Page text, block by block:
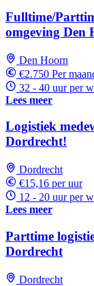
Fulltime/
omgeving Den
Den Hoorn
€2.750 Per
32 - 40 uur per
Lees meer
Logistiek
Dordrecht!
Dordrecht
€15,16 per uur
12 - 20 uur per
Lees meer
Parttime
Dordrecht
Dordrecht